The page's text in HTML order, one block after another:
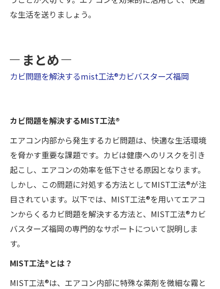
な生活を送りましょう。
まとめ
カビ問題を解決するmist工法®︎カビバスターズ福岡
カビ問題を解決するMIST工法®
エアコン内部から発生するカビ問題は、快適な生活環境
を脅かす重要な課題です。カビは健康へのリスクを引き
起こし、エアコンの効率を低下させる原因となります。
しかし、この問題に対処する方法としてMIST工法®が注
目されています。以下では、MIST工法®を用いてエアコ
ンからくるカビ問題を解決する方法と、MIST工法®カビ
バスターズ福岡の専門的なサポートについて説明しま
す。
MIST工法®とは？
MIST工法®は、エアコン内部に特殊な薬剤を微細な霧と